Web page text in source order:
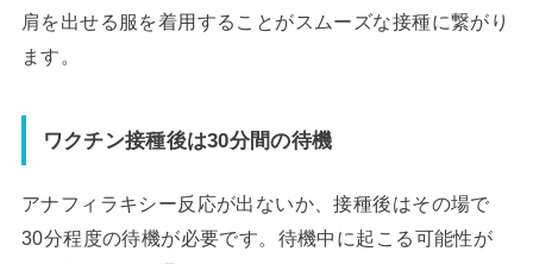
肩を出せる服を着用することがスムーズな接種に繋がり
ます。
ワクチン接種後は30分間の待機
アナフィラキシー反応が出ないか、接種後はその場で
30分程度の待機が必要です。待機中に起こる可能性が